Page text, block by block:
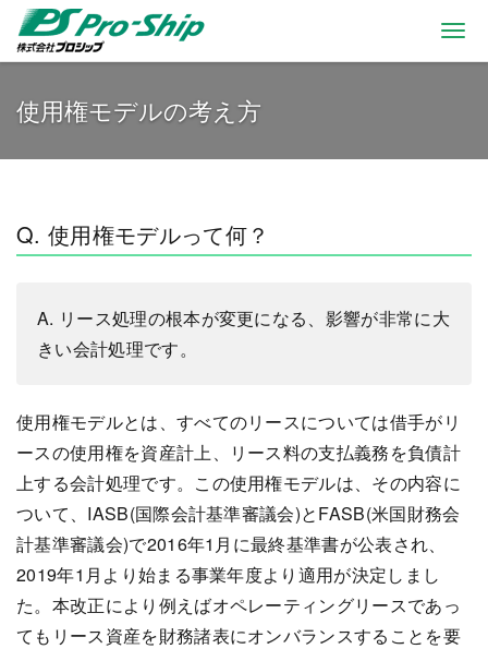
使用権モデルの考え方
Q. 使用権モデルって何？
A. リース処理の根本が変更になる、影響が非常に大
きい会計処理です。
使用権モデルとは、すべてのリースについては借手がリ
ースの使用権を資産計上、リース料の支払義務を負債計
上する会計処理です。この使用権モデルは、その内容に
ついて、IASB(国際会計基準審議会)とFASB(米国財務会
計基準審議会)で2016年1月に最終基準書が公表され、
2019年1月より始まる事業年度より適用が決定しまし
た。本改正により例えばオペレーティングリースであっ
てもリース資産を財務諸表にオンバランスすることを要